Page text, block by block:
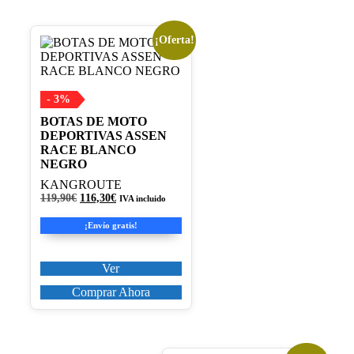
¡Oferta!
- 3%
BOTAS DE MOTO
DEPORTIVAS ASSEN
RACE BLANCO
NEGRO
KANGROUTE
119,90€ El
original
era:
116,30€El
actual
es:
IVA incluido
¡Envío gratis!
Ver
Este
producto
tiene
variantes.
Las
opciones
se
pueden
elegir
en
la
producto
Comprar Ahora